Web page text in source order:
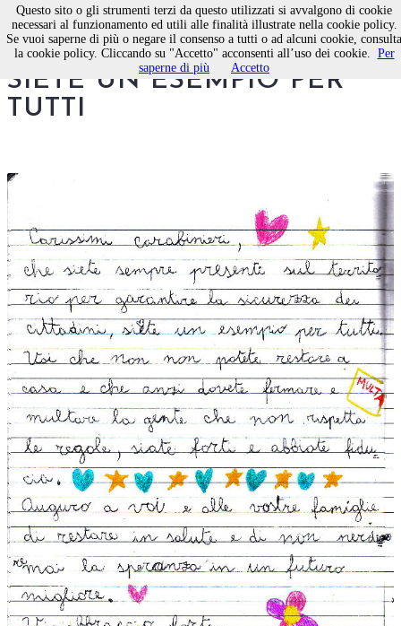
CARISSIMI CARABINIERI,
SIETE UN ESEMPIO PER
TUTTI
Questo sito o gli strumenti terzi da questo utilizzati si avvalgono di cookie
necessari al funzionamento ed utili alle finalità illustrate nella cookie policy.
Se vuoi saperne di più o negare il consenso a tutti o ad alcuni cookie, consulta
la cookie policy. Cliccando su "Accetto" acconsenti all’uso dei cookie. Per
saperne di più
Accetto